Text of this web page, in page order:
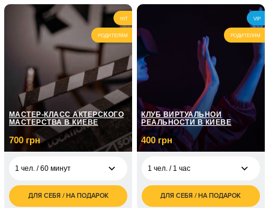
7 000
грн
HIT
РОДИТЕЛЯМ
МАСТЕР-КЛАСС АКТЕРСКОГО
МАСТЕРСТВА В КИЕВЕ
700 грн
1 чел. / 60 минут
ДЛЯ СЕБЯ / НА ПОДАРОК
VIP
РОДИТЕЛЯМ
КЛУБ ВИРТУАЛЬНОЙ
РЕАЛЬНОСТИ В КИЕВЕ
400 грн
1 чел. / 1 час
ДЛЯ СЕБЯ / НА ПОДАРОК